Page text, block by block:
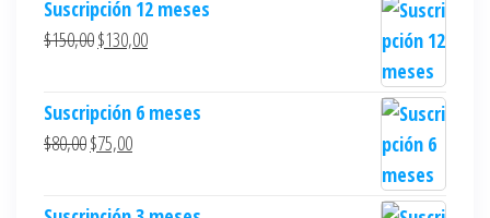
Suscripción 12 meses
$150,00$130,00
Suscripción 6 meses
$80,00$75,00